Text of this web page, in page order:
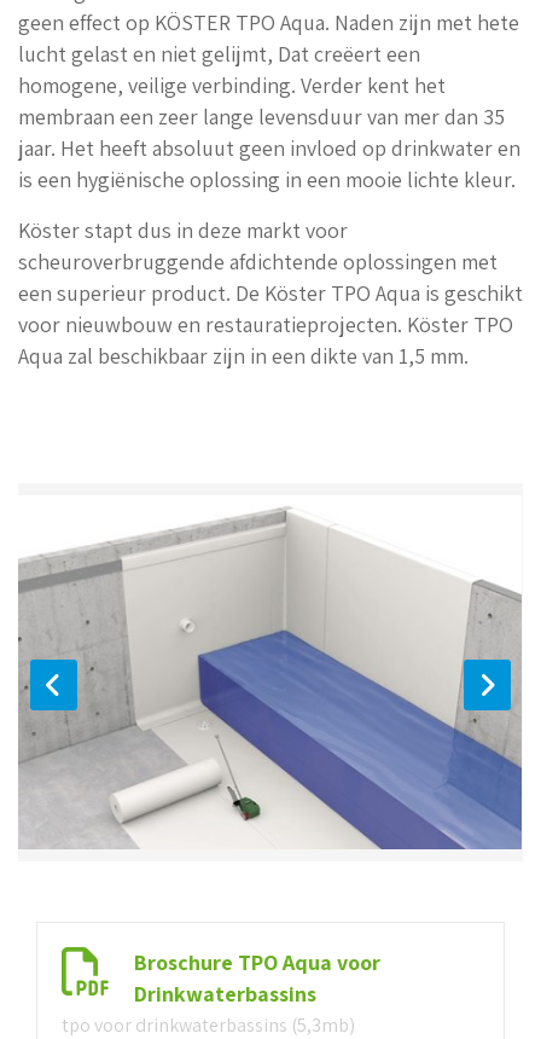
geen effect op KÖSTER TPO Aqua. Naden zijn met hete
lucht gelast en niet gelijmt, Dat creëert een
homogene, veilige verbinding. Verder kent het
membraan een zeer lange levensduur van mer dan 35
jaar. Het heeft absoluut geen invloed op drinkwater en
is een hygiënische oplossing in een mooie lichte kleur.
Köster stapt dus in deze markt voor
scheuroverbruggende afdichtende oplossingen met
een superieur product. De Köster TPO Aqua is geschikt
voor nieuwbouw en restauratieprojecten. Köster TPO
Aqua zal beschikbaar zijn in een dikte van 1,5 mm.
Broschure TPO Aqua voor
Drinkwaterbassins
tpo voor drinkwaterbassins (5,3mb)